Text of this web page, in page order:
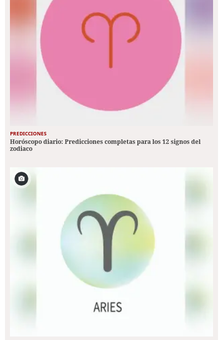
PREDICCIONES
Horóscopo diario: Predicciones completas para los 12 signos del
zodiaco